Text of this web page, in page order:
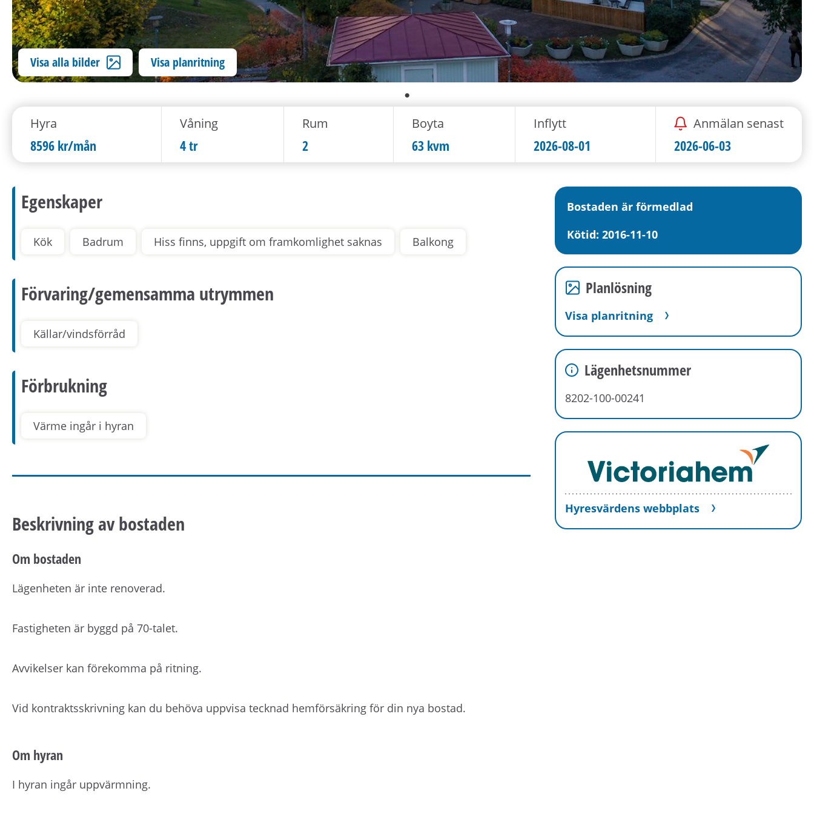
Visa alla bilder Visa planritning
Hyra
8596 kr/mån
Våning
4 tr
Rum
2
Boyta
63 kvm
Inflytt
2026-08-01
Anmälan senast
2026-06-03
Egenskaper
Kök Badrum Hiss finns, uppgift om framkomlighet saknas Balkong
Förvaring/gemensamma utrymmen
Källar/vindsförråd
Förbrukning
Värme ingår i hyran
Beskrivning av bostaden
Om bostaden
Lägenheten är inte renoverad.
Fastigheten är byggd på 70-talet.
Avvikelser kan förekomma på ritning.
Vid kontraktsskrivning kan du behöva uppvisa tecknad hemförsäkring för din nya bostad.
Om hyran
I hyran ingår uppvärmning.
Bostaden är förmedlad
Kötid: 2016-11-10
Planlösning
Visa planritning
Lägenhetsnummer
8202-100-00241
Hyresvärdens webbplats